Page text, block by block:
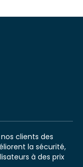
clients des
la sécurité,
à des prix